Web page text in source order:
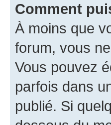
Comment
À moins que
forum, vous
Vous pouvez
parfois dans
publié. Si